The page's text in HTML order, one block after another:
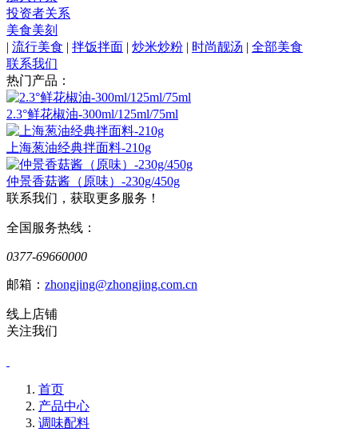
投资者关系
美食美刻
| 流行美食 | 拌饭拌面 | 炒米炒粉 | 时尚靓汤 | 全部美食
联系我们
热门产品：
2.3°鲜花椒油-300ml/125ml/75ml
上海葱油经典拌面料-210g
仲景香菇酱（原味）-230g/450g
联系我们，获取更多服务！
全国服务热线：
0377-69660000
邮箱： zhongjing@zhongjing.com.cn
线上店铺
关注我们
首页
产品中心
调味配料